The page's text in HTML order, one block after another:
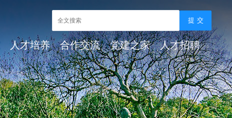
人才培养 合作交流 党建之家 人才招聘